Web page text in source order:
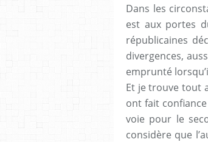
Dans les
est aux portes
républicaines
divergences,
emprunté
Et je trouve tout
ont fait
voie pour le
considère que